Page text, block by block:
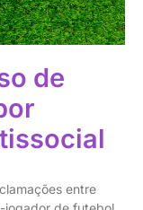
de
entre